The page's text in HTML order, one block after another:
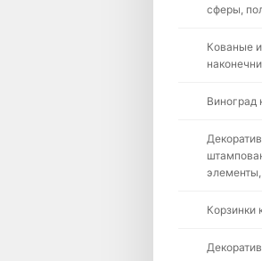
сферы,
Кованые
Виноград
Корзинки